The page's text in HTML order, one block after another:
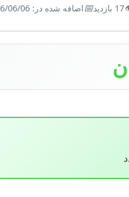
17 بازدید 📅اضافه شده در: 2026/06/06